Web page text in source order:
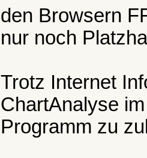
den Browsern
nur noch
Trotz Internet
ChartAnalyse
Programm zu